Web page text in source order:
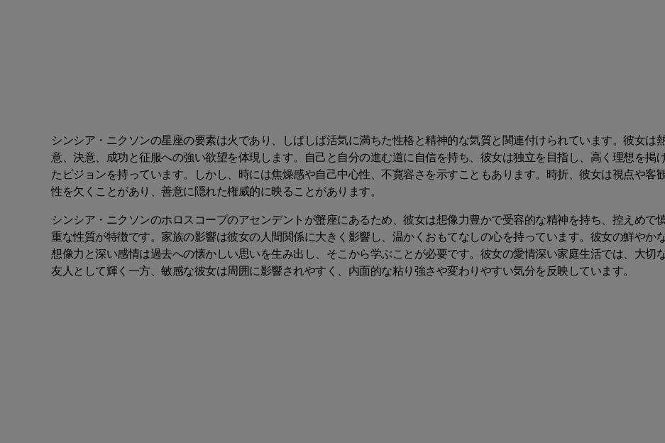
シンシア・ニクソンの星座の要素は火であり、しばしば活気に満ちた性格と精神的な気質と関連付けられています。彼女は
意、決意、成功と征服への強い欲望を体現します。自己と自分の進む道に自信を持ち、彼女は独立を目指し、高く理想を掲
たビジョンを持っています。しかし、時には焦燥感や自己中心性、不寛容さを示すこともあります。時折、彼女は視点や客
性を欠くことがあり、善意に隠れた権威的に映ることがあります。
シンシア・ニクソンのホロスコープのアセンデントが蟹座にあるため、彼女は想像力豊かで受容的な精神を持ち、控えめで
重な性質が特徴です。家族の影響は彼女の人間関係に大きく影響し、温かくおもてなしの心を持っています。彼女の鮮やか
想像力と深い感情は過去への懐かしい思いを生み出し、そこから学ぶことが必要です。彼女の愛情深い家庭生活では、大切
友人として輝く一方、敏感な彼女は周囲に影響されやすく、内面的な粘り強さや変わりやすい気分を反映しています。